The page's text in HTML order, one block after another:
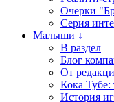
Очерки
Серия
Малыши ↓
В раздел
Блог
От
Кока Тубе:
История